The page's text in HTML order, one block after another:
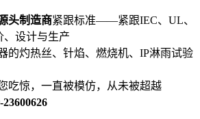
头制造商紧跟标准——紧跟IEC、UL、
、设计与生产
灼热丝、针焰、燃烧机、IP淋雨试验
惊，一直被模仿，从未被超越
23600626